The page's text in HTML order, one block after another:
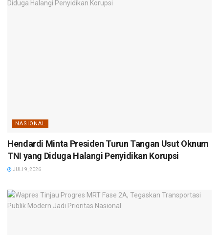
NASIONAL
Hendardi Minta Presiden Turun Tangan Usut Oknum
TNI yang Diduga Halangi Penyidikan Korupsi
JULI 9, 2026